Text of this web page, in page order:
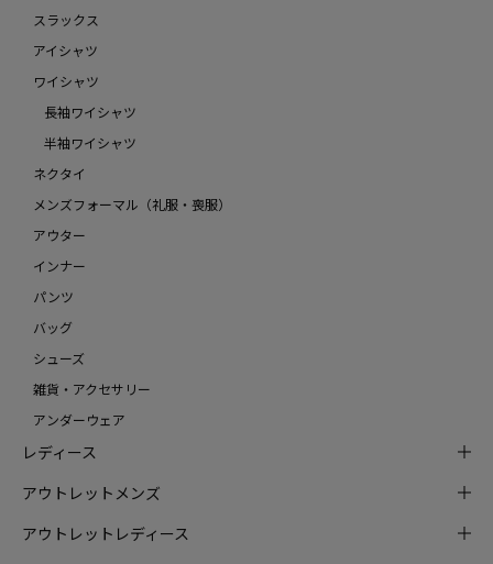
スラックス
アイシャツ
ワイシャツ
長袖ワイシャツ
半袖ワイシャツ
ネクタイ
メンズフォーマル（礼服・喪服）
アウター
インナー
パンツ
バッグ
シューズ
雑貨・アクセサリー
アンダーウェア
レディース
アウトレットメンズ
アウトレットレディース